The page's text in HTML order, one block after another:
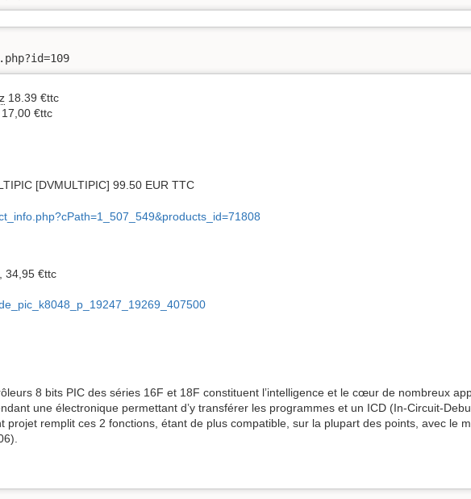
18.39 €ttc
17,00 €ttc
[DVMULTIPIC] 99.50 EUR TTC
34,95 €ttc
8 bits PIC des séries 16F et 18F constituent lʼintelligence et le cœur de nombreux
une électronique permettant dʼy transférer les programmes et un ICD (In-Circuit-
projet remplit ces 2 fonctions, étant de plus compatible, sur la plupart des points, avec le